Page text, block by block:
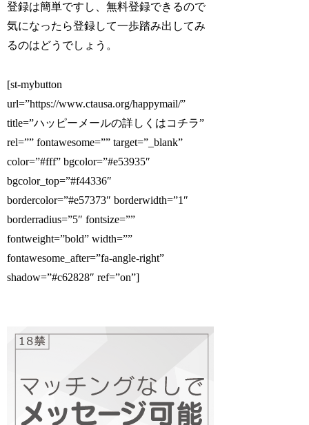
登録は簡単ですし、無料登録できるので
気になったら登録して一歩踏み出してみ
るのはどうでしょう。
[st-mybutton
url=”https://www.ctausa.org/happymail/”
title=”ハッピーメールの詳しくはコチラ”
rel=”” fontawesome=”” target=”_blank”
color=”#fff” bgcolor=”#e53935″
bgcolor_top=”#f44336″
bordercolor=”#e57373″ borderwidth=”1″
borderradius=”5″ fontsize=””
fontweight=”bold” width=””
fontawesome_after=”fa-angle-right”
shadow=”#c62828″ ref=”on”]